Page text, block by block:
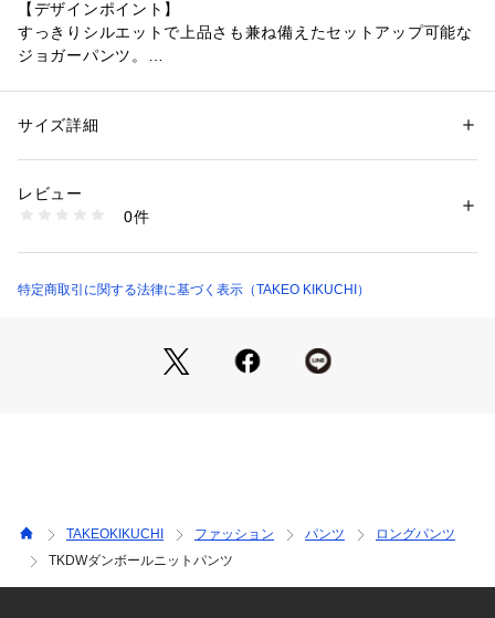
【デザインポイント】
すっきりシルエットで上品さも兼ね備えたセットアップ可能な
ジョガーパンツ。
ツ。
ワタリ幅は広すぎず、ゆるやかにテーパードしたすっきりめの
シルエットが動きやすさも確保。
上がりです。
シティユースにトレーニングにと外出での活用の幅も広く、ラ
ウンジウェアにしてゆったりとくつろぎの時間を楽しむも良し
※照明の関係により、実際よりも色味が違って見える場合があ
ります。また、パソコン・スマートフォンなどの環境により、
性別：メンズ
素材：グレー（012） 本体: ポリエステル77％ レーヨン17％ ポリウレタ
ブラック（019） 本体: ポリエステル79％ レーヨン15％ ポリウレタン6％
ししゅう糸: 上糸 レーヨン100％ 下糸 ポリエステル100％
商品番号：1095800004847 （モール）
サイズ詳細
レビュー
0件
特定商取引に関する法律に基づく表示（TAKEO KIKUCHI）
TAKEOKIKUCHI ファッション パンツ
ロングパンツ
TKDWダンボールニットパンツ